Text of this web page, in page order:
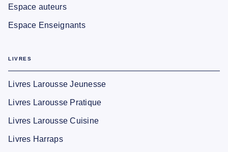
Espace auteurs
Espace Enseignants
LIVRES
Livres Larousse Jeunesse
Livres Larousse Pratique
Livres Larousse Cuisine
Livres Harraps